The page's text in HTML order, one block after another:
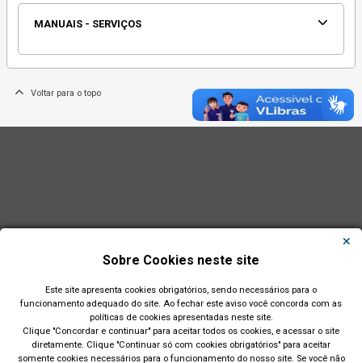
MANUAIS - SERVIÇOS
Voltar para o topo
Sobre Cookies neste site
Este site apresenta cookies obrigatórios, sendo necessários para o
funcionamento adequado do site. Ao fechar este aviso você concorda com as
políticas de cookies apresentadas neste site.
Clique "Concordar e continuar" para aceitar todos os cookies, e acessar o site
diretamente. Clique "Continuar só com cookies obrigatórios" para aceitar
somente cookies necessários para o funcionamento do nosso site. Se você não
Município de São Leopoldo - RS